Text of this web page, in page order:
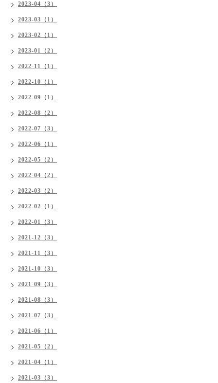
2023-04（3）
2023-03（1）
2023-02（1）
2023-01（2）
2022-11（1）
2022-10（1）
2022-09（1）
2022-08（2）
2022-07（3）
2022-06（1）
2022-05（2）
2022-04（2）
2022-03（2）
2022-02（1）
2022-01（3）
2021-12（3）
2021-11（3）
2021-10（3）
2021-09（3）
2021-08（3）
2021-07（3）
2021-06（1）
2021-05（2）
2021-04（1）
2021-03（3）